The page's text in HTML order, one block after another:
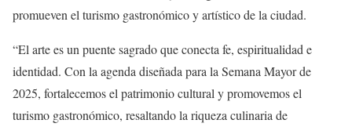
promueven el turismo gastronómico y artístico de la ciudad.
“El arte es un puente sagrado que conecta fe, espiritualidad e
identidad. Con la agenda diseñada para la Semana Mayor de
2025, fortalecemos el patrimonio cultural y promovemos el
turismo gastronómico, resaltando la riqueza culinaria de